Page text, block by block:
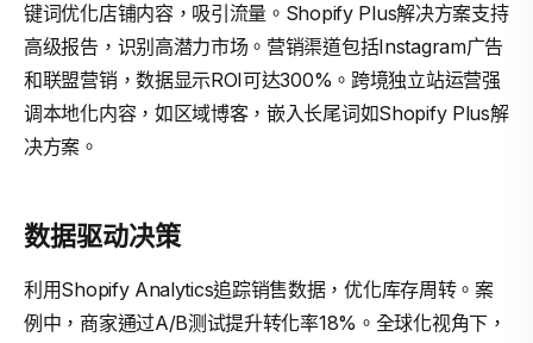
键词优化店铺内容，吸引流量。Shopify Plus解决方案支持
高级报告，识别高潜力市场。营销渠道包括Instagram广告
和联盟营销，数据显示ROI可达300%。跨境独立站运营强
调本地化内容，如区域博客，嵌入长尾词如Shopify Plus解
决方案。
数据驱动决策
利用Shopify Analytics追踪销售数据，优化库存周转。案
例中，商家通过A/B测试提升转化率18%。全球化视角下，